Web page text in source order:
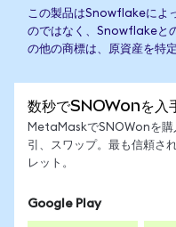
この製品はSnowflakeによ
のではなく、Snowflakeと
の他の商標は、原資産を特
数秒でSNOWonを入
MetaMaskでSNOWonを購
引、スワップ。最も信頼さ
レット。
Google Play